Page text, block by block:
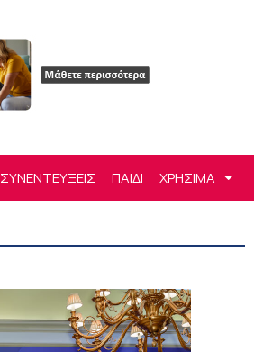
ΣΥΝΕΝΤΕΥΞΕΙΣ ΠΑΙΔΙ ΧΡΗΣΙΜΑ